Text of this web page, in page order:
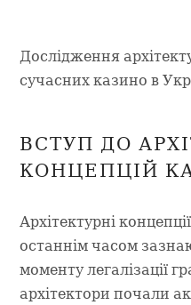
Дослідження
сучасних казино в
ВСТУП ДО
КОНЦЕПЦІЙ
Архітектурні
останнім часом
моменту легалізації
архітектори почали